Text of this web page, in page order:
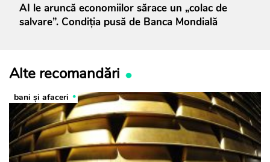
AI le aruncă economiilor sărace un „colac de
salvare”. Condiția pusă de Banca Mondială
Alte recomandări
bani și afaceri